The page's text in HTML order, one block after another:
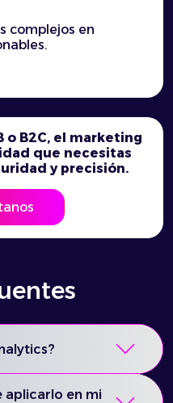
complejos en
o B2C, el marketing
que necesitas
y precisión.
aplicarlo en mi